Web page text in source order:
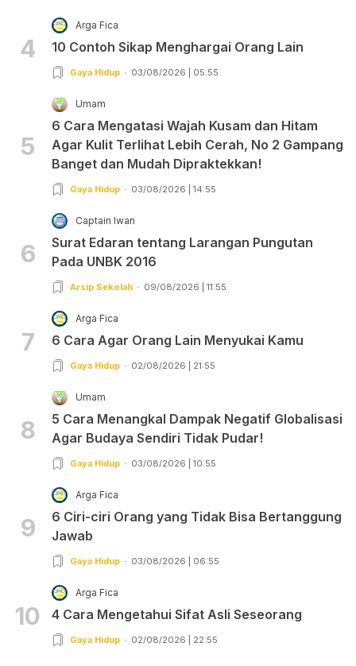
4
Arga Fica
10 Contoh Sikap Menghargai Orang Lain
Gaya Hidup 03/08/2026 | 05:55
5
Umam
6 Cara Mengatasi Wajah Kusam dan Hitam
Agar Kulit Terlihat Lebih Cerah, No 2 Gampang
Banget dan Mudah Dipraktekkan!
Gaya Hidup 03/08/2026 | 14:55
6
Captain Iwan
Surat Edaran tentang Larangan Pungutan
Pada UNBK 2016
Arsip Sekolah 09/08/2026 | 11:55
7
Arga Fica
6 Cara Agar Orang Lain Menyukai Kamu
Gaya Hidup 02/08/2026 | 21:55
8
Umam
5 Cara Menangkal Dampak Negatif Globalisasi
Agar Budaya Sendiri Tidak Pudar!
Gaya Hidup 03/08/2026 | 10:55
9
Arga Fica
6 Ciri-ciri Orang yang Tidak Bisa Bertanggung
Jawab
Gaya Hidup 03/08/2026 | 06:55
10
Arga Fica
4 Cara Mengetahui Sifat Asli Seseorang
Gaya Hidup 02/08/2026 | 22:55